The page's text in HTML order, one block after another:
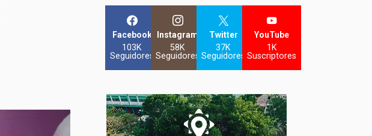
Facebook
103K
Seguidores
Instagram
58K
Seguidores
Twitter
37K
Seguidores
YouTube
1K
Suscriptores